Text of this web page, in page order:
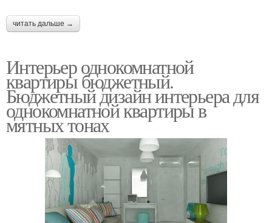
читать дальше →
Интерьер однокомнатной
квартиры бюджетный.
Бюджетный дизайн интерьера для
однокомнатной квартиры в
мятных тонах